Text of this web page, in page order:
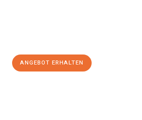
ANGEBOT ERHALTEN